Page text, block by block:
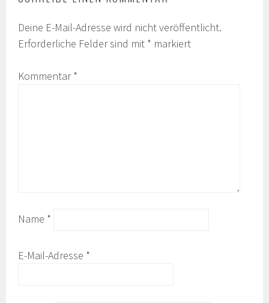
Deine E-Mail-Adresse wird nicht veröffentlicht.
Erforderliche Felder sind mit * markiert
Kommentar*
Name *
E-Mail-Adresse *